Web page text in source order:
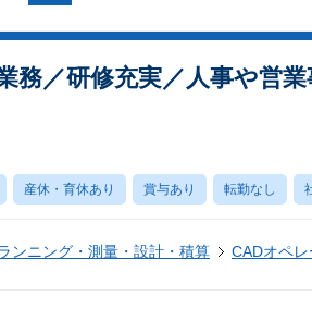
務／研修充実／人事や営
産休・育休あり 賞与あり 転勤なし
ンニング・測量・設計・積算 CADオペレ